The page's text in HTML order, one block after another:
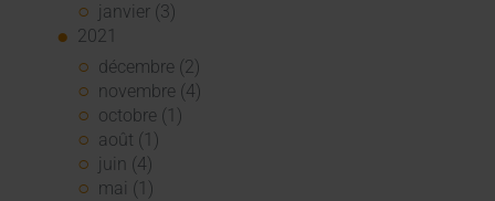
janvier (3)
2021
décembre (2)
novembre (4)
octobre (1)
août (1)
juin (4)
mai (1)